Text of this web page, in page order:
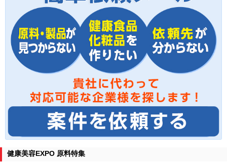
健康美容EXPO 原料特集